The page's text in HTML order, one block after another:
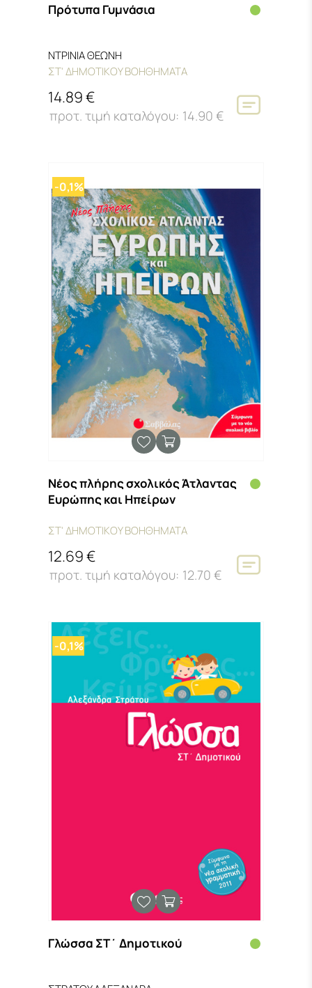
Πρότυπα Γυμνάσια
ΝΤΡΙΝΙΑ ΘΕΩΝΗ
ΣΤ' ΔΗΜΟΤΙΚΟΥ ΒΟΗΘΗΜΑΤΑ
14.89 €
14.90 €
-0,1%
Νέος πλήρης σχολικός Άτλαντας
Ευρώπης και Ηπείρων
ΣΤ' ΔΗΜΟΤΙΚΟΥ ΒΟΗΘΗΜΑΤΑ
12.69 €
12.70 €
-0,1%
Γλώσσα ΣΤ΄ Δημοτικού